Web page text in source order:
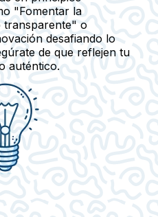
"Fomentar la
transparente" o
desafiando lo
de que reflejen tu
auténtico.